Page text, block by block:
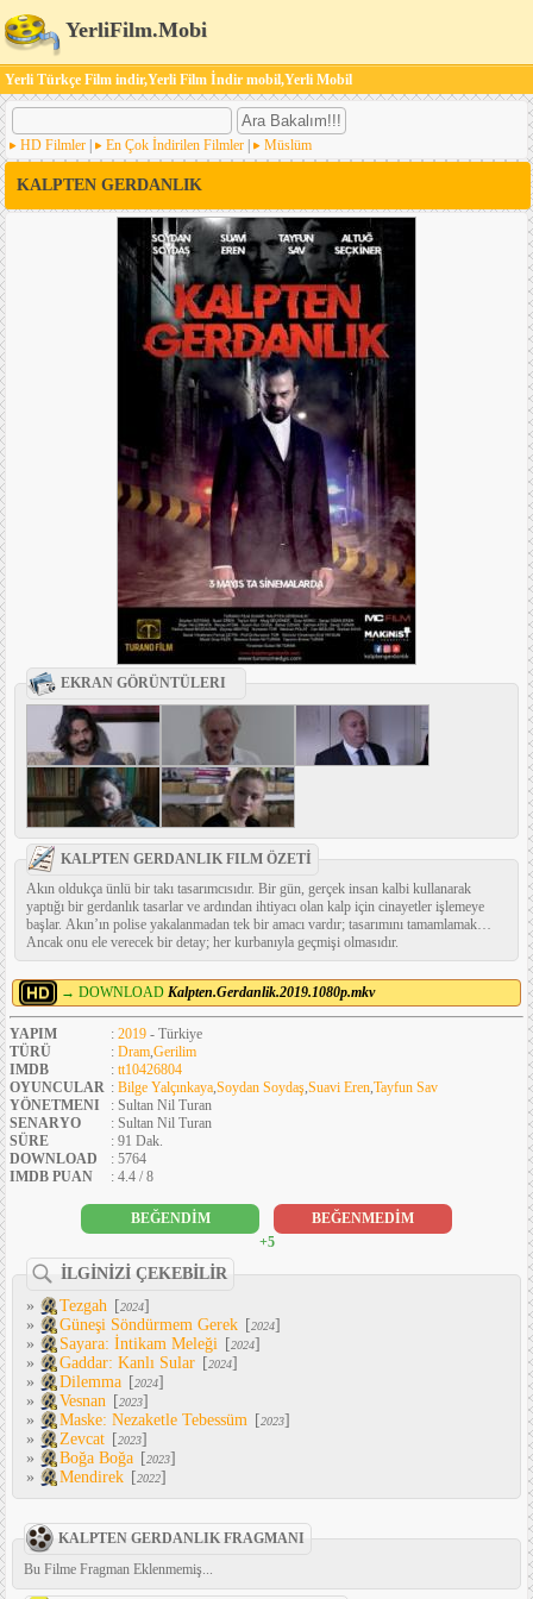
YerliFilm.Mobi
Yerli Türkçe Film indir,Yerli Film İndir mobil,Yerli Mobil
HD Filmler En Çok İndirilen Filmler Müslüm
KALPTEN GERDANLIK
EKRAN GÖRÜNTÜLERI
KALPTEN GERDANLIK FILM ÖZETİ
Akın oldukça ünlü bir takı tasarımcısıdır. Bir gün, gerçek insan kalbi kullanarak
yaptığı bir gerdanlık tasarlar ve ardından ihtiyacı olan kalp için cinayetler işlemeye
başlar. Akın’ın polise yakalanmadan tek bir amacı vardır; tasarımını tamamlamak…
Ancak onu ele verecek bir detay; her kurbanıyla geçmişi olmasıdır.
→ DOWNLOAD Kalpten.Gerdanlik.2019.1080p.mkv
YAPIM : 2019 - Türkiye
TÜRÜ
: Dram,Gerilim
IMDB
: tt10426804
OYUNCULAR : Bilge Yalçınkaya,Soydan Soydaş,Suavi Eren,Tayfun Sav
YÖNETMENI
: Sultan Nil Turan
SENARYO
: Sultan Nil Turan
SÜRE
: 91 Dak.
DOWNLOAD
: 5764
IMDB PUAN
: 4.4 / 8
BEĞENDİM
BEĞENMEDİM
+5
İLGİNİZİ ÇEKEBİLİR
»
Tezgah [2024]
»
Güneşi Söndürmem Gerek [2024]
»
Sayara: İntikam Meleği [2024]
»
Gaddar: Kanlı Sular [2024]
»
Dilemma [2024]
»
Vesnan [2023]
»
Maske: Nezaketle Tebessüm [2023]
»
Zevcat [2023]
»
Boğa Boğa [2023]
»
Mendirek [2022]
KALPTEN GERDANLIK FRAGMANI
Bu Filme Fragman Eklenmemiş...